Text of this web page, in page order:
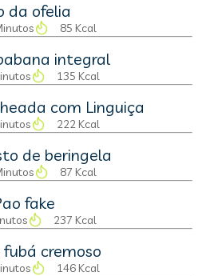
da ofelia
85 Kcal
integral
135 Kcal
com Linguiça
222 Kcal
de beringela
87 Kcal
fake
237 Kcal
fubá cremoso
146 Kcal